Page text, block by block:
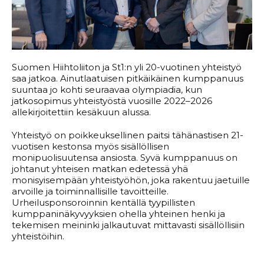
Suomen Hiihtoliiton ja St1:n yli 20-vuotinen yhteistyö
saa jatkoa. Ainutlaatuisen pitkäikäinen kumppanuus
suuntaa jo kohti seuraavaa olympiadia, kun
jatkosopimus yhteistyöstä vuosille 2022–2026
allekirjoitettiin kesäkuun alussa.
Yhteistyö on poikkeuksellinen paitsi tähänastisen 21-
vuotisen kestonsa myös sisällöllisen
monipuolisuutensa ansiosta. Syvä kumppanuus on
johtanut yhteisen matkan edetessä yhä
monisyisempään yhteistyöhön, joka rakentuu jaetuille
arvoille ja toiminnallisille tavoitteille.
Urheilusponsoroinnin kentällä tyypillisten
kumppaninäkyvyyksien ohella yhteinen henki ja
tekemisen meininki jalkautuvat mittavasti sisällöllisiin
yhteistöihin.